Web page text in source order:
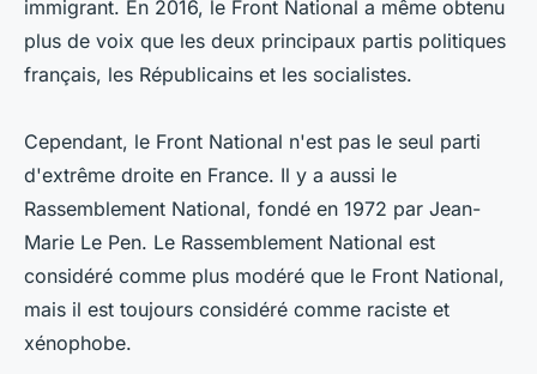
immigrant. En 2016, le Front National a même obtenu
plus de voix que les deux principaux partis politiques
français, les Républicains et les socialistes.
Cependant, le Front National n'est pas le seul parti
d'extrême droite en France. Il y a aussi le
Rassemblement National, fondé en 1972 par Jean-
Marie Le Pen. Le Rassemblement National est
considéré comme plus modéré que le Front National,
mais il est toujours considéré comme raciste et
xénophobe.